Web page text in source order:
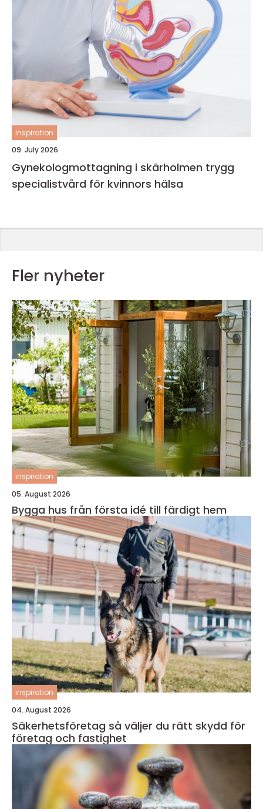
inspiration
09. July 2026
Gynekologmottagning i skärholmen trygg
specialistvård för kvinnors hälsa
Fler nyheter
inspiration
05. August 2026
Bygga hus från första idé till färdigt hem
inspiration
04. August 2026
Säkerhetsföretag så väljer du rätt skydd för
företag och fastighet